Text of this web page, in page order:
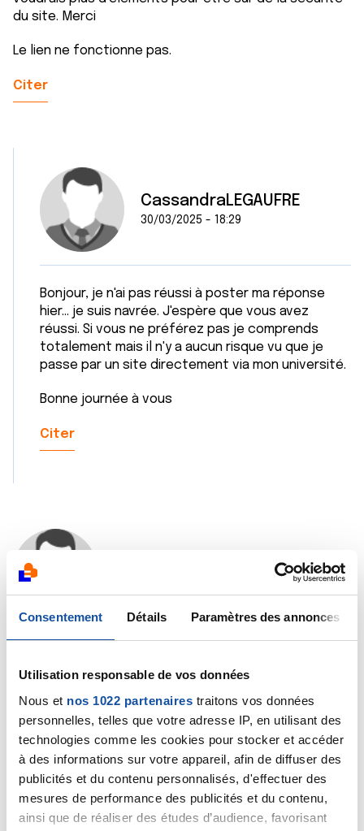
Consentement Détails Paramètres des annonces
Utilisation responsable de vos données
Nous et nos 1022 partenaires traitons vos données
personnelles, telles que votre adresse IP, en utilisant des
technologies comme les cookies pour stocker et accéder
à des informations sur votre appareil, afin de diffuser des
publicités et du contenu personnalisés, d'effectuer des
mesures de performance des publicités et du contenu,
ainsi que de réaliser des études d’audience, favorisant
du site. Merci
Le lien ne fonctionne pas.
Citer
CassandraLEGAUFRE
30/03/2025 - 18:29
Bonjour, je n'ai pas réussi à poster ma réponse
hier... je suis navrée. J'espère que vous avez
réussi. Si vous ne préférez pas je comprends
totalement mais il n'y a aucun risque vu que je
passe par un site directement via mon université.
Bonne journée à vous
Citer
est bien explicitée avant même de commencer le
coller depuis un navigateur
Citer